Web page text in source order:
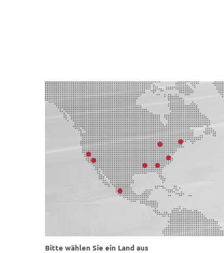
Bitte wählen Sie ein Land aus